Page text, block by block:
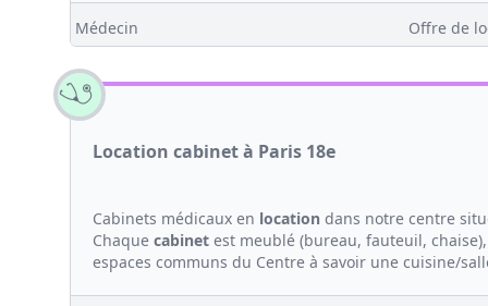
Médecin Offre de
Location cabinet à Paris 18e
Cabinets médicaux en location dans notre centre
Chaque cabinet est meublé (bureau, fauteuil,
espaces communs du Centre à savoir une cuisine/